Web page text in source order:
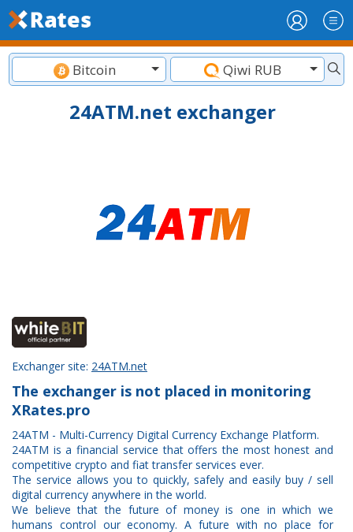
Bitcoin Qiwi RUB
24ATM.net exchanger
Exchanger site: 24ATM.net
The exchanger is not placed in monitoring
XRates.pro
24ATM - Multi-Currency Digital Currency Exchange Platform.
24ATM is a financial service that offers the most honest and
competitive crypto and fiat transfer services ever.
The service allows you to quickly, safely and easily buy / sell
digital currency anywhere in the world.
We believe that the future of money is one in which we
humans control our economy. A future with no place for